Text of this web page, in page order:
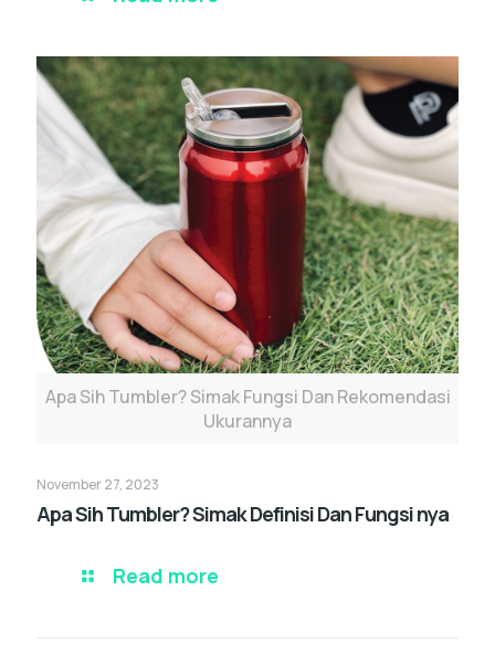
Apa Sih Tumbler? Simak Fungsi Dan Rekomendasi
Ukurannya
November 27, 2023
Apa Sih Tumbler? Simak Definisi Dan Fungsi nya
Read more